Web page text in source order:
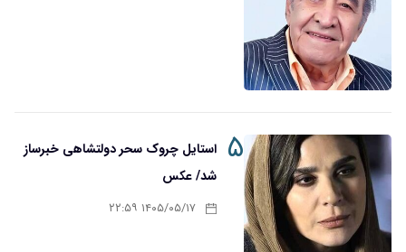
۵
استایل چروک سحر دولتشاهی خبرساز
شد/ عکس
۱۴۰۵/۰۵/۱۷ ۲۲:۵۹